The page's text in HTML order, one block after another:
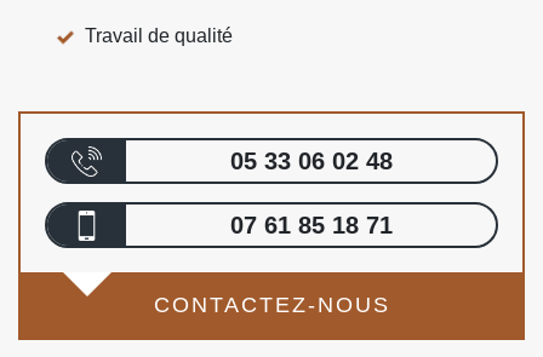
Travail de qualité
05 33 06 02 48
07 61 85 18 71
CONTACTEZ-NOUS